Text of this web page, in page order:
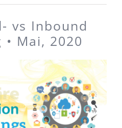
vs Inbound
Mai, 2020